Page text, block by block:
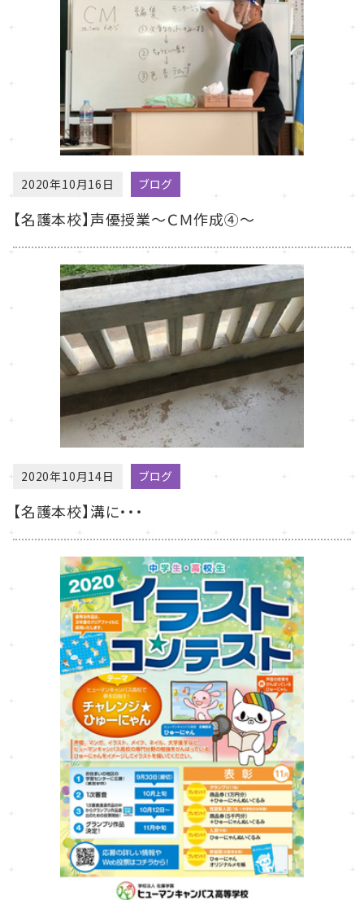
2020年10月16日 ブログ
【名護本校】声優授業～ＣＭ作成④～
2020年10月14日 ブログ
【名護本校】溝に・・・